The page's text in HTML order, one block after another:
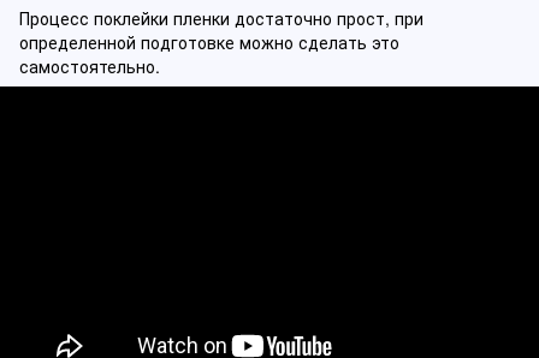
Процесс поклейки пленки достаточно прост, при
определенной подготовке можно сделать это
самостоятельно.